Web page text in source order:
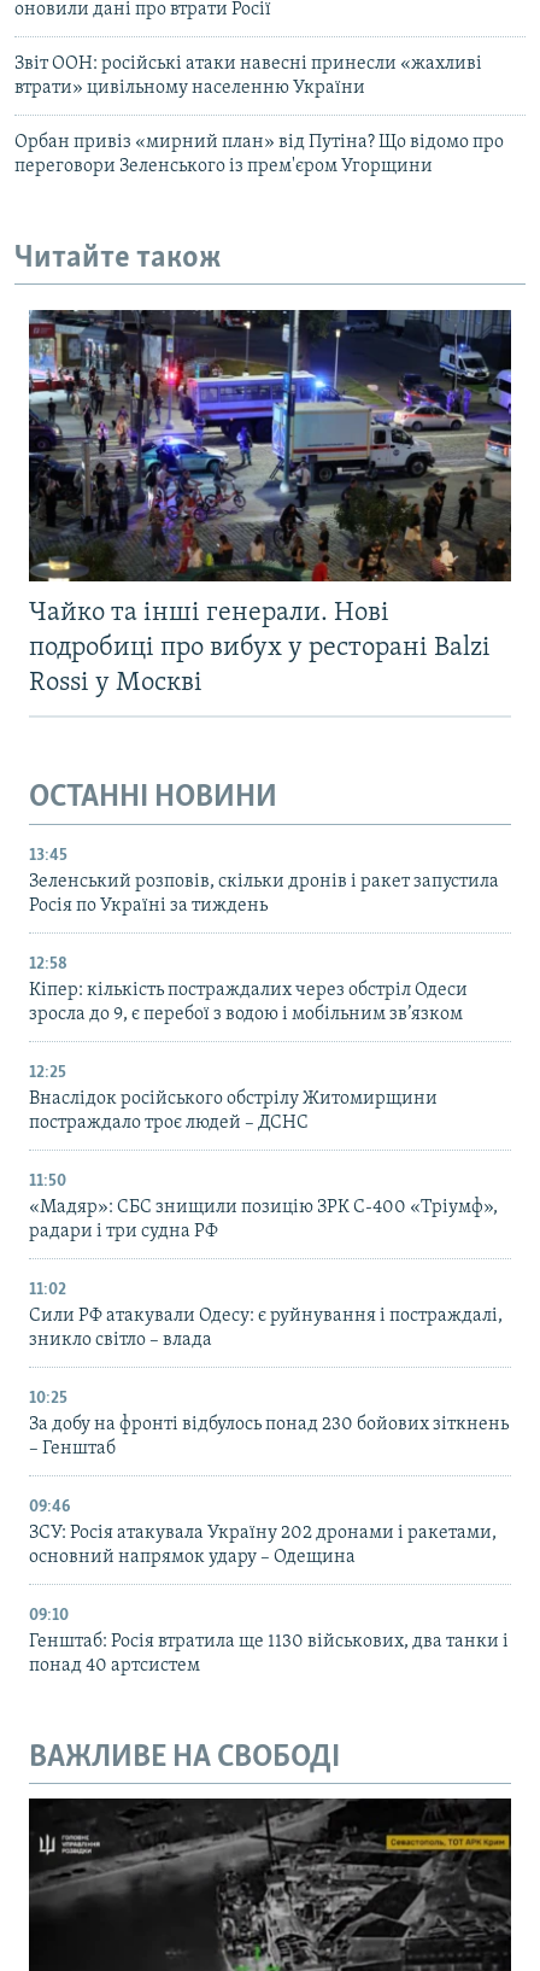
оновили дані про втрати Росії
Звіт ООН: російські атаки навесні принесли «жахливі
втрати» цивільному населенню України
Орбан привіз «мирний план» від Путіна? Що відомо про
переговори Зеленського із прем'єром Угорщини
Читайте також
Чайко та інші генерали. Нові
подробиці про вибух у ресторані Balzi
Rossi у Москві
ОСТАННІ НОВИНИ
13:45
Зеленський розповів, скільки дронів і ракет запустила
Росія по Україні за тиждень
12:58
Кіпер: кількість постраждалих через обстріл Одеси
зросла до 9, є перебої з водою і мобільним зв’язком
12:25
Внаслідок російського обстрілу Житомирщини
постраждало троє людей – ДСНС
11:50
«Мадяр»: СБС знищили позицію ЗРК С-400 «Тріумф»,
радари і три судна РФ
11:02
Сили РФ атакували Одесу: є руйнування і постраждалі,
зникло світло – влада
10:25
За добу на фронті відбулось понад 230 бойових зіткнень
– Генштаб
09:46
ЗСУ: Росія атакувала Україну 202 дронами і ракетами,
основний напрямок удару – Одещина
09:10
Генштаб: Росія втратила ще 1130 військових, два танки і
понад 40 артсистем
ВАЖЛИВЕ НА СВОБОДІ